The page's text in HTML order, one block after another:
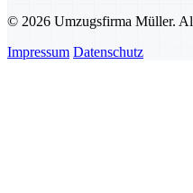
© 2026 Umzugsfirma Müller.
Impressum Datenschutz